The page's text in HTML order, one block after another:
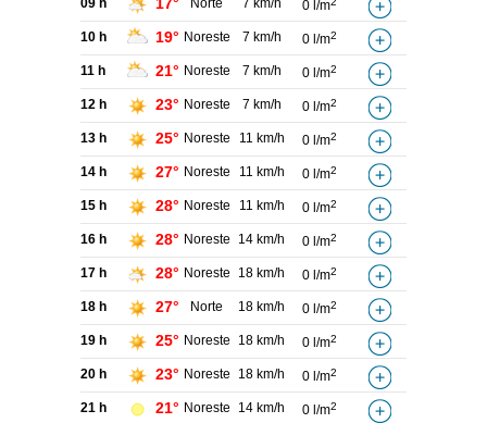
09 h 17° Norte 7 km/h 0 l/m
10 h 19° Noreste 7 km/h 0 l/m2
11 h 21° Noreste 7 km/h 0 l/m2
12 h 23° Noreste 7 km/h 0 l/m2
13 h 25° Noreste 11 km/h 0 l/m2
14 h 27° Noreste 11 km/h 0 l/m2
15 h 28° Noreste 11 km/h 0 l/m2
16 h 28° Noreste 14 km/h 0 l/m2
17 h 28° Noreste 18 km/h 0 l/m2
18 h 27° Norte 18 km/h 0 l/m2
19 h 25° Noreste 18 km/h 0 l/m2
20 h 23° Noreste 18 km/h 0 l/m2
21 h 21° Noreste 14 km/h 0 l/m2